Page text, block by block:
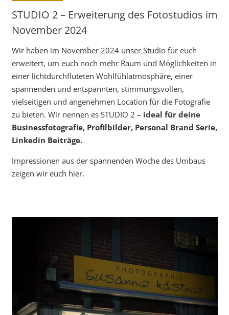
STUDIO 2 – Erweiterung des Fotostudios im
November 2024
Wir haben im November 2024 unser Studio für euch
erweitert, um euch noch mehr Raum und Möglichkeiten in
einer lichtdurchfluteten Wohlfühlatmosphäre, einer
spannenden und entspannten, stimmungsvollen,
vielseitigen und angenehmen Location für die Fotografie
zu bieten. Wir nennen es STUDIO 2 – ideal für deine
Businessfotografie, Profilbilder, Personal Brand Serie,
Linkedin Beiträge.
Impressionen aus der spannenden Woche des Umbaus
zeigen wir euch hier.